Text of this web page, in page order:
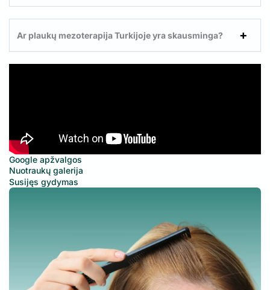
Ar plaukų mezoterapija Turkijojeyraskausminga?
Google apžvalgos
Nuotraukų galerija
Susijęs gydymas